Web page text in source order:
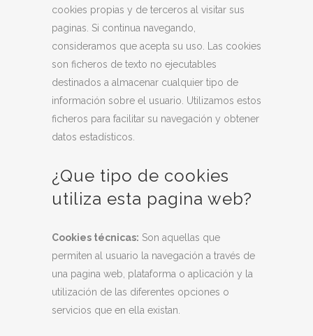
cookies propias y de terceros al visitar sus
paginas. Si continua navegando,
consideramos que acepta su uso. Las cookies
son ficheros de texto no ejecutables
destinados a almacenar cualquier tipo de
información sobre el usuario. Utilizamos estos
ficheros para facilitar su navegación y obtener
datos estadísticos.
¿Que tipo de cookies
utiliza esta pagina web?
Cookies técnicas: Son aquellas que
permiten al usuario la navegación a través de
una pagina web, plataforma o aplicación y la
utilización de las diferentes opciones o
servicios que en ella existan.